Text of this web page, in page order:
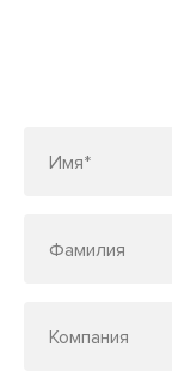
Имя*
Фамилия
Компания